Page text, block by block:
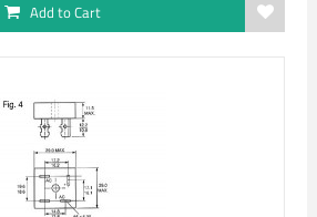
Add to Cart